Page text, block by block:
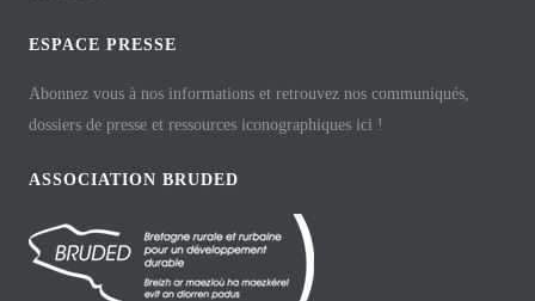
ESPACE PRESSE
Abonnez vous à nos informations et retrouvez nos communiqués,
dossiers de presse et ressources iconographiques ici !
ASSOCIATION BRUDED